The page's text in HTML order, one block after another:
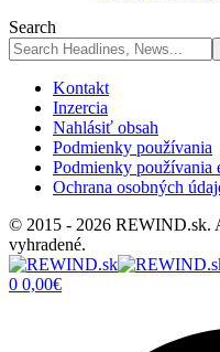
Search
Kontakt
Inzercia
Nahlásiť obsah
Podmienky používania
Podmienky používania
Ochrana osobných
© 2015 - 2026 REWIND.sk.
vyhradené.
0 0,00€